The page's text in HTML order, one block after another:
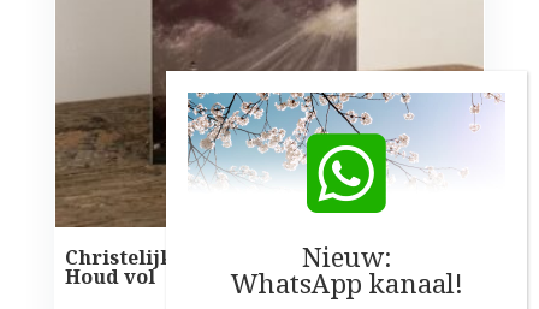
Christelijke kaart – met het gedicht
Houd vol
Nieuw:
WhatsApp kanaal!